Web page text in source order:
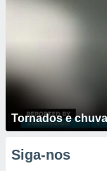
Tornados e
Siga-nos